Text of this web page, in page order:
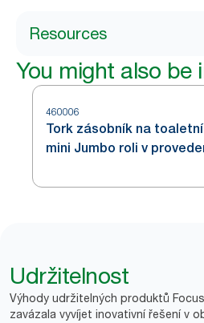
Resources
You might also be
460006
Tork zásobník na
mini Jumbo roli v
Udržitelnost
Výhody udržitelných produktů
zavázala vyvíjet inovativní řešení v